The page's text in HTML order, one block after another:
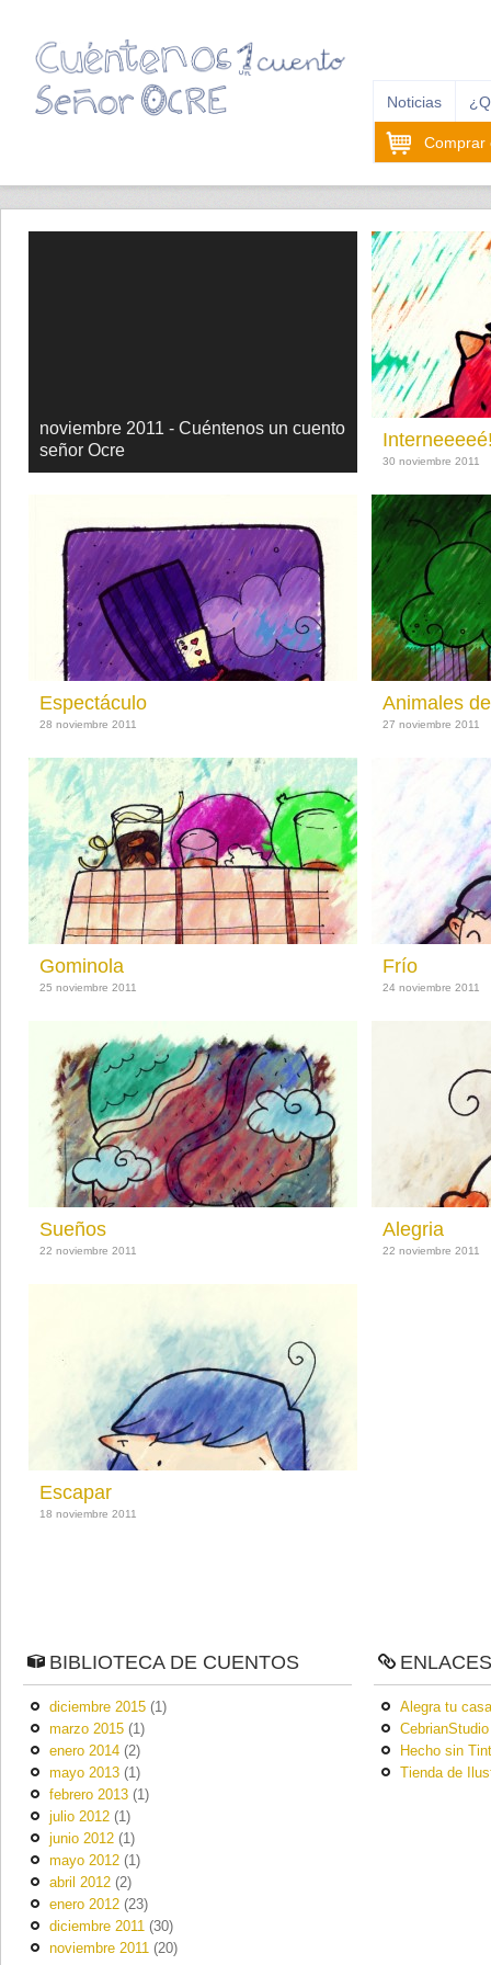
Noticias
Comprar
noviembre 2011 - Cuéntenos un cuento
señor Ocre
30 noviembre 2011
Espectáculo
28 noviembre 2011
Animales
27 noviembre 2011
Gominola
25 noviembre 2011
Frío
24 noviembre 2011
Sueños
22 noviembre 2011
Alegria
22 noviembre 2011
Escapar
18 noviembre 2011
BIBLIOTECA DE CUENTOS
diciembre 2015 (1)
marzo 2015 (1)
enero 2014 (2)
mayo 2013 (1)
febrero 2013 (1)
julio 2012 (1)
junio 2012 (1)
mayo 2012 (1)
abril 2012 (2)
enero 2012 (23)
diciembre 2011 (30)
noviembre 2011 (20)
ENLACES
Alegra tu
CebrianStudio
Hecho sin
Tienda de